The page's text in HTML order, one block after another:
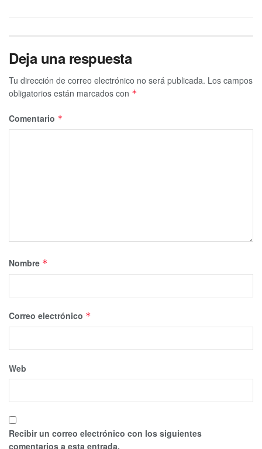
Deja una respuesta
Tu dirección de correo electrónico no será publicada. Los campos
obligatorios están marcados con *
Comentario *
Nombre *
Correo electrónico *
Web
Recibir un correo electrónico con los siguientes
comentarios a esta entrada.